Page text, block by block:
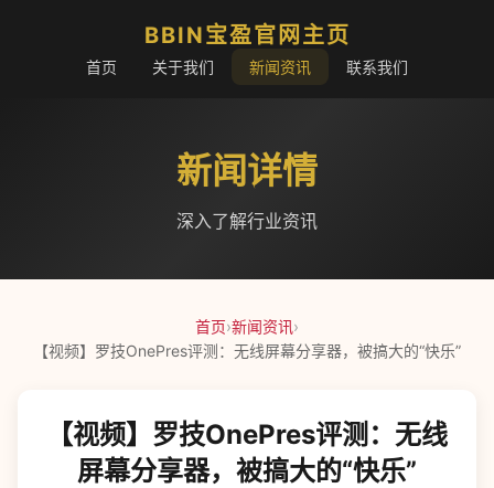
BBIN宝盈官网主页
首页 关于我们 新闻资讯 联系我们
新闻详情
深入了解行业资讯
首页›新闻资讯›
【视频】罗技OnePres评测：无线屏幕分享器，被搞大的“快乐”
【视频】罗技OnePres评测：无线
屏幕分享器，被搞大的“快乐”